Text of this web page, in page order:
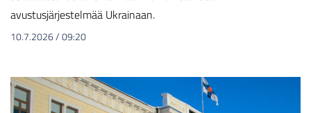
avustusjärjestelmää Ukrainaan.
10.7.2026/09:20